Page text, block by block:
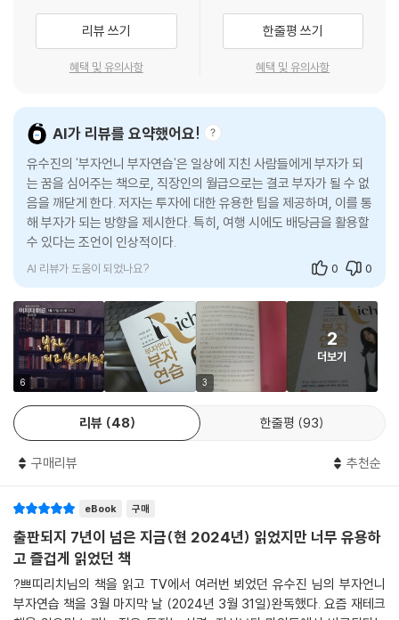
것과 같은 일상이다. 재테크는 숨 쉬듯이 해야 한다. 누구에게나 하루는 24
시간이다. 다만 부자들은 하루를 깨알같이 쪼개 쓰고, 우리는 시간이 무한
정 솟아나는 화수분이나 되는 양 계획 없이 마구 써댈 뿐이다. 사실은 시간
이 없는 게 아니라 시간에 대한 관리가 없는 것이다. 바빠서 재테크를 못 하
테크가 후순위인 것이다.
---「1부 ‘바빠서 재테크 못 하면 밥은 어떻게 먹니」중에서
내가 누구인지 아는 방법 가운데 하나가 스스로를 ‘가산형 인간’과 ‘감산형
인간’으로 구분해보는 것이다. 가산형 인간은 잘하는 게 별로 없다. 하지만
다른 건 다 못해도 기똥차게 잘하는 한 가지가 있다. 반대로 감산형 인간은
특별히 잘하는 건 없지만 그렇다고 딱히 못하는 것도 없다. 그러니 뭐 하나
를 잘못하면 “쟤는 저게 문제야. 저거 하나만 고치면 아무 문제없는데”라
는 말을 듣는다. 다른 건 평균인데 하나 때문에 마이너스가 돼버리니 감산
형 인간이다.
창업은 가산형 인간에게 잘 맞는다. 한 가지는 특출나게 잘하기 때문에 자
신에게 맞는 아이템만 잘 잡으면 성공할 가능성이 높다. 하지만 감산형 인
간은 중간만 가면 된다고 생각하는 데다 남들 결정에 쉽게 따르고 튀지 않
는 것에 길들여진 사람이기 때문에 창업에 잘 맞지 않는다.
---「1부 ‘나는 누구? 여기는 어디?」중에서
투자로 인한 소득은 절대로 불로소득이 아니다. 그것은 정직한 노동의 대
하기까지의 과정을 생각해본다면 이해가 될 것이다. 발품도 팔아야 하고
시키는 일만 하는 것하고는 차원이 다르다. 오히려 직장에서 일하는 것보
다 더 많은 노력이 필요하다. 그러지 않으면 내 돈을 잃는다. 이것이 노동이
아닐 리 없다. 이 사실을 망각하면 그때부터 욕심이 서서히 고개를 든다.
---「2부 ‘먼저 인간이 되어라」중에서
저자는 이 책에서 뜬구름 잡는 식이 아닌 실생활 속에서 매일 매일 실천할
수 있는 방법들을 제시한다. 작은 목표를 정하고 이루어나감으로써 성공
습관을 익히는 법, 감정 소비하지 않도록 자존감 높이는 법, 슬럼프가 올 때
하는 공부 습관을 잡는 법 등을 통해 내실 있게 체질을 개선하도록 도와준
부자 체질을 갖춘 다음에는 투자에 실질적으로 필요한 지식을 쌓아야 한
다. 자본주의 사회에서 부자가 되려면 투자는 필수다. 우리가 아무리 열심
히 일하고 착실히 예금과 적금으로 돈을 모은들 투자 없이는 결코 부자가
될 수 없다. 오히려 지금은 돈이 돈을 버는 속도가 노동이 돈을 버는 속도를
되든지, 회사 대표가 되든지, 주식 투자자가 되든지 내 돈이 돈을 벌어오게
하는 자본가가 되어야 한다. 자본가가 되는 방법은 노동 소득으로 종잣돈
을 모으고, 그 후 종잣돈으로 투자를 해서 돈을 불리는 것이다. 앞부분에서
이야기한 체질 개선은 종잣돈을 모을 때 필요한 과정이다. 종잣돈을 큰돈
으로 만드는 투자 과정에서는 이것만으로는 부족하다. 투자는 경기 흐름을
예측해서 적합한 투자 타이밍을 잡는 것이 중요하다. 한마디로, 투자는 타
이밍이다. 이를 위해서는 세상을 읽는 눈을 키워야 한다. 세상의 판을 읽었
을 때 돈의 흐름도 알 수 있다.
저자는 3, 4부에서 투자에 꼭 필요한 공부의 기본기를 짚어준다. 좀 더 넓
름을 읽는 법, 경기 변동에 긴밀하게 대응하는 방법, FOMC나 양적 완화
등 꼭 알아야 할 용어들에 관해 이야기한다. 또한 경기 변동 정보를 실시간
으로 체크할 수 있고 투자 타이밍에 대한 감을 익혀나가기 좋은 여러 편리
한 앱부터 뜨는 지역에 방문하여 부동산 투자에 대한 밑그림을 그려보는
법, 좋은 자산관리사를 고르는 법까지 유용하면서도 실천적인 지침을 알려
리뷰 쓰기
혜택 및 유의사항
한줄평 쓰기
혜택 및 유의사항
AI가 리뷰를 요약했어요!
유수진의 '부자언니 부자연습'은 일상에 지친 사람들에게 부자가 되
는 꿈을 심어주는 책으로, 직장인의 월급으로는 결코 부자가 될 수 없
음을 깨닫게 한다. 저자는 투자에 대한 유용한 팁을 제공하며, 이를 통
해 부자가 되는 방향을 제시한다. 특히, 여행 시에도 배당금을 활용할
수 있다는 조언이 인상적이다.
AI 리뷰가 도움이 되었나요? 0 0
6 3
2
더보기
리뷰 48 한줄평 93
구매리뷰 추천순
eBook 구매
출판되지 7년이 넘은 지금(현 2024년) 읽었지만 너무 유용하
고 즐겁게 읽었던 책
?쁘띠리치님의 책을 읽고 TV에서 여러번 뵈었던 유수진 님의 부자언니
부자연습 책을 3월 마지막 날 (2024년 3월 31일)완독했다. 요즘 재테크